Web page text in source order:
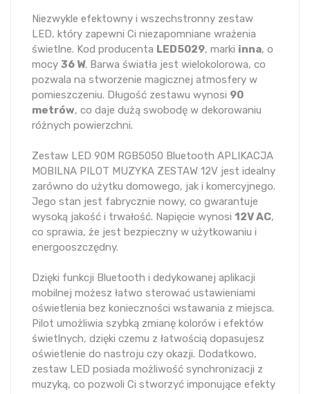
Niezwykle efektowny i wszechstronny zestaw
LED, który zapewni Ci niezapomniane wrażenia
świetlne. Kod producenta LED5029, marki inna, o
mocy 36 W. Barwa światła jest wielokolorowa, co
pozwala na stworzenie magicznej atmosfery w
pomieszczeniu. Długość zestawu wynosi 90
metrów, co daje dużą swobodę w dekorowaniu
różnych powierzchni.
Zestaw LED 90M RGB5050 Bluetooth APLIKACJA
MOBILNA PILOT MUZYKA ZESTAW 12V jest idealny
zarówno do użytku domowego, jak i komercyjnego.
Jego stan jest fabrycznie nowy, co gwarantuje
wysoką jakość i trwałość. Napięcie wynosi 12V AC,
co sprawia, że jest bezpieczny w użytkowaniu i
energooszczędny.
Dzięki funkcji Bluetooth i dedykowanej aplikacji
mobilnej możesz łatwo sterować ustawieniami
oświetlenia bez konieczności wstawania z miejsca.
Pilot umożliwia szybką zmianę kolorów i efektów
świetlnych, dzięki czemu z łatwością dopasujesz
oświetlenie do nastroju czy okazji. Dodatkowo,
zestaw LED posiada możliwość synchronizacji z
muzyką, co pozwoli Ci stworzyć imponujące efekty